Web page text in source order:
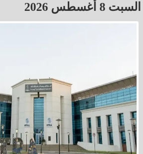
السبت 8 أغسطس 2026